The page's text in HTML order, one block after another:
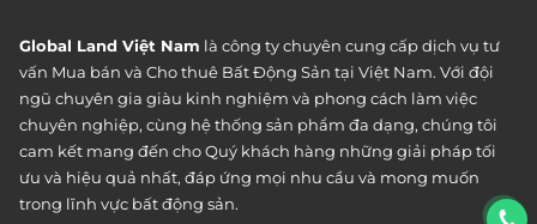
Global Land Việt Nam là công ty chuyên cung cấp dịch vụ tư
vấn Mua bán và Cho thuê Bất Động Sản tại Việt Nam. Với đội
ngũ chuyên gia giàu kinh nghiệm và phong cách làm việc
chuyên nghiệp, cùng hệ thống sản phẩm đa dạng, chúng tôi
cam kết mang đến cho Quý khách hàng những giải pháp tối
ưu và hiệu quả nhất, đáp ứng mọi nhu cầu và mong muốn
trong lĩnh vực bất động sản.